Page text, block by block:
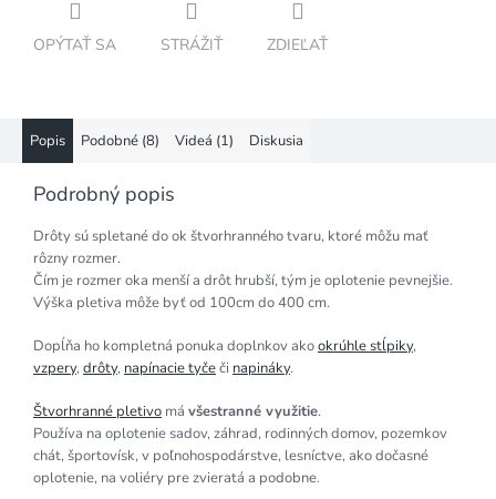
OPÝTAŤ SA STRÁŽIŤ ZDIEĽAŤ
Popis Podobné (8) Videá (1) Diskusia
Podrobný popis
Drôty sú spletané do ok štvorhranného tvaru, ktoré môžu mať
rôzny rozmer.
Čím je rozmer oka menší a drôt hrubší, tým je oplotenie pevnejšie.
Výška pletiva môže byť od 100cm do 400 cm.
Dopĺňa ho kompletná ponuka doplnkov akookrúhle stĺpiky,
vzpery,drôty, napínacie tyčeči napináky.
Štvorhranné pletivo má všestranné využitie.
Používa na oplotenie sadov, záhrad, rodinných domov, pozemkov
chát, športovísk, v poľnohospodárstve, lesníctve, ako dočasné
oplotenie, na voliéry pre zvieratá a podobne.